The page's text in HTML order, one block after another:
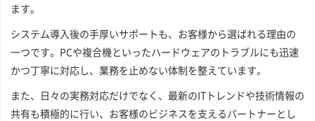
ます。
システム導入後の手厚いサポートも、お客様から選ばれる理由の
一つです。PCや複合機といったハードウェアのトラブルにも迅速
かつ丁寧に対応し、業務を止めない体制を整えています。
また、日々の実務対応だけでなく、最新のITトレンドや技術情報の
共有も積極的に行い、お客様のビジネスを支えるパートナーとし